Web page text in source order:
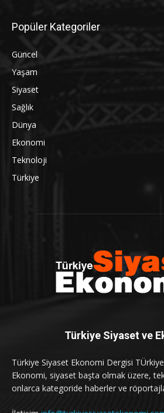
Popüler Kategoriler
Güncel
Yaşam
Siyaset
Sağlık
Dünya
Ekonomi
Teknoloji
Türkiye
Türkiye Siyaset ve
Türkiye Siyaset Ekonomi Dergisi
Ekonomi, siyaset başta olmak üzere,
onlarca kategoride haberler ve